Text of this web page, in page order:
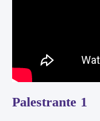
Palestrante 1